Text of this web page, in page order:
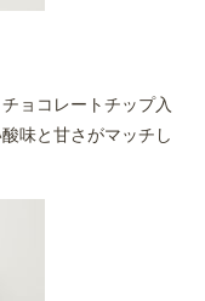
ョコレートチップ入
味と甘さがマッチし